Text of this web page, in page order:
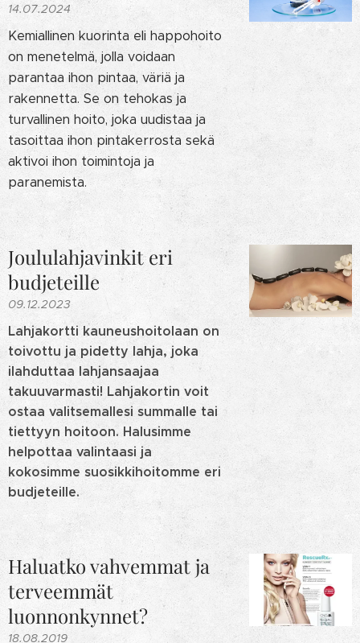
14.07.2024
Kemiallinen kuorinta eli happohoito
on menetelmä, jolla voidaan
parantaa ihon pintaa, väriä ja
rakennetta. Se on tehokas ja
turvallinen hoito, joka uudistaa ja
tasoittaa ihon pintakerrosta sekä
aktivoi ihon toimintoja ja
paranemista.
Joululahjavinkit eri
budjeteille
09.12.2023
Lahjakortti kauneushoitolaan on
toivottu ja pidetty lahja, joka
ilahduttaa lahjansaajaa
takuuvarmasti! Lahjakortin voit
ostaa valitsemallesi summalle tai
tiettyyn hoitoon. Halusimme
helpottaa valintaasi ja
kokosimme suosikkihoitomme eri
budjeteille.
Haluatko vahvemmat ja
terveemmät
luonnonkynnet?
18.08.2019